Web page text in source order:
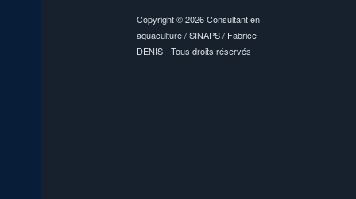
Copyright © 2026 Consultant en
aquaculture / SINAPS / Fabrice
DENIS - Tous droits réservés